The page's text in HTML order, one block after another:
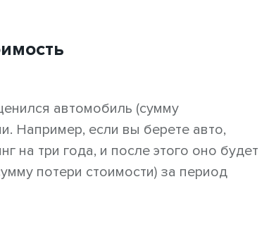
автомобиль (сумму
Например, если вы берете авто,
на три года, и после этого оно будет
потери стоимости) за период